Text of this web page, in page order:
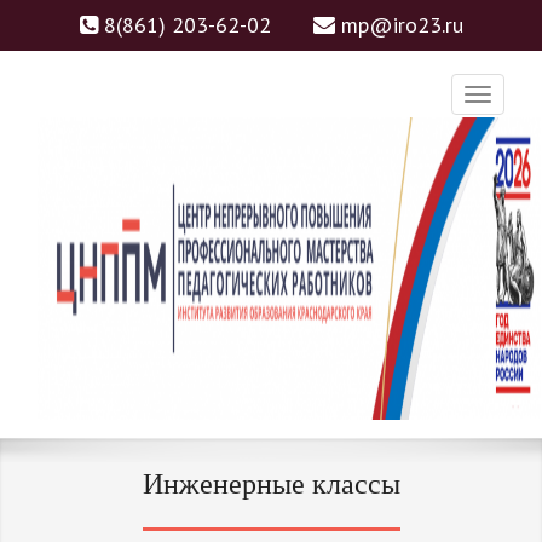
8(861) 203-62-02 mp@iro23.ru
ЦЕНТР НЕПРЕРЫВНОГО
ПОВЫШЕНИЯ
ЦНППМ
Инженерные классы